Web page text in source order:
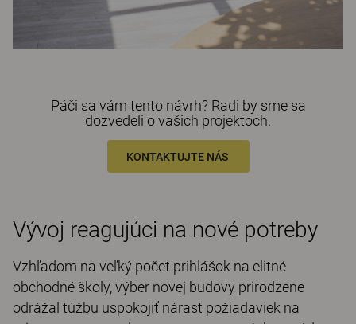
Páči sa vám tento návrh? Radi by sme sa
dozvedeli o vašich projektoch.
KONTAKTUJTE NÁS
Vývoj reagujúci na nové potreby
Vzhľadom na veľký počet prihlášok na elitné
obchodné školy, výber novej budovy prirodzene
odrážal túžbu uspokojiť nárast požiadaviek na